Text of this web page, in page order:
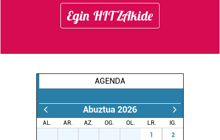
Egin HITZAkide
AGENDA
Abuztua 2026
AL. AR. AZ. OG. OL. LR.
IG.
1 2